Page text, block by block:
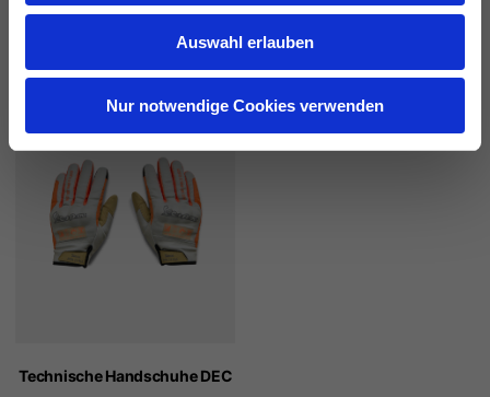
Auswahl erlauben
Nur notwendige Cookies verwenden
Technische Handschuhe DEC